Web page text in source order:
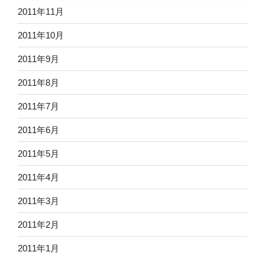
2011年11月
2011年10月
2011年9月
2011年8月
2011年7月
2011年6月
2011年5月
2011年4月
2011年3月
2011年2月
2011年1月